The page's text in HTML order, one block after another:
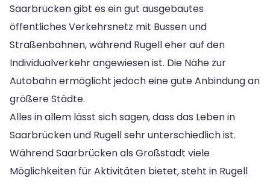
Saarbrücken gibt es ein gut ausgebautes
öffentliches Verkehrsnetz mit Bussen und
Straßenbahnen, während Rugell eher auf den
Individualverkehr angewiesen ist. Die Nähe zur
Autobahn ermöglicht jedoch eine gute Anbindung an
größere Städte.
Alles in allem lässt sich sagen, dass das Leben in
Saarbrücken und Rugell sehr unterschiedlich ist.
Während Saarbrücken als Großstadt viele
Möglichkeiten für Aktivitäten bietet, steht in Rugell